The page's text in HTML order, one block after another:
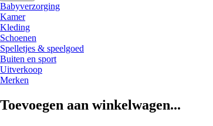
Babyverzorging
Kamer
Kleding
Schoenen
Spelletjes & speelgoed
Buiten en sport
Uitverkoop
Merken
Toevoegen aan winkelwagen...